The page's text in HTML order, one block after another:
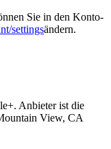
Sie in den Konto-
settingsändern.
Anbieter ist die
View, CA